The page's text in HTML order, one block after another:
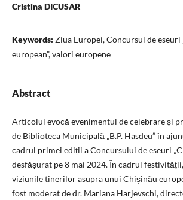
Cristina DICUSAR
Keywords: Ziua Europei, Concursul de eseuri
european”, valori europene
Abstract
Articolul evocă evenimentul de celebrare și
de Biblioteca Municipală „B.P. Hasdeu” în
cadrul primei ediții a Concursului de eseuri
desfășurat pe 8 mai 2024. În cadrul
viziunile tinerilor asupra unui Chișinău
fost moderat de dr. Mariana Harjevschi,